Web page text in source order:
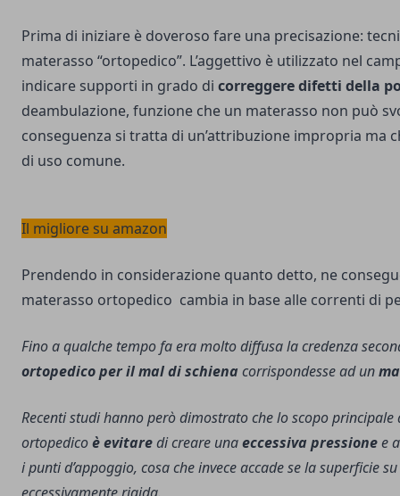
Prima di iniziare è doveroso fare una precisazione:
materasso “ortopedico”. L’aggettivo è utilizzato nel
indicare supporti in grado di correggere difetti della
deambulazione, funzione che un materasso non può
conseguenza si tratta di un’attribuzione impropria ma
di uso comune.
Il migliore su amazon
Prendendo in considerazione quanto detto, ne
materasso ortopedico cambia in base alle correnti di
Fino a qualche tempo fa era molto diffusa la credenza
ortopedico per il mal di schiena corrispondesse ad un
Recenti studi hanno però dimostrato che lo scopo principale
ortopedicoè evitaredi creare unaeccessiva pressionee
i punti d’appoggio, cosa che invece accade se la superficie